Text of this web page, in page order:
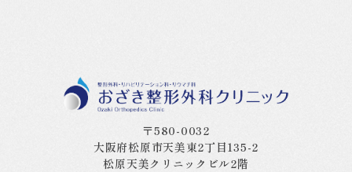
〒580-0032
大阪府松原市天美東2丁目135-2
松原天美クリニックビル2階